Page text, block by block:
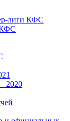
лиги КФС
2020